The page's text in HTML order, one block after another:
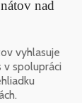
nad
vyhlasuje
spolupráci